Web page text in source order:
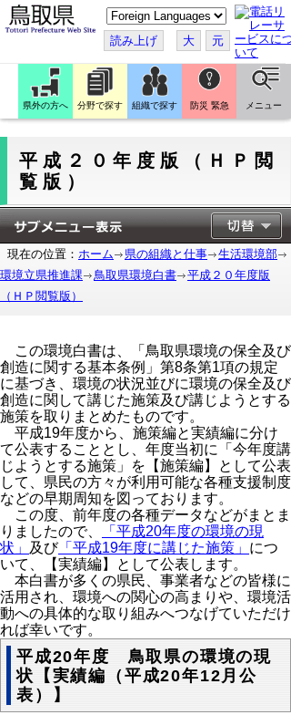
こ
の
ペ
ー
ジ
翻
訳
す
読み上げ 大 元
県外の方へ 分野で探す 組織で探す 防災 緊急 メニュー
平成２０年度版（ＨＰ閲
覧版）
現在の位置： ホーム 県の組織と仕事
生活環境部
環境立県推進課
鳥取県環境白書
平成２０年度版
（ＨＰ閲覧版）
この環境白書は、「鳥取県環境の保全及び
創造に関する基本条例」第8条第1項の規定
に基づき、環境の状況並びに環境の保全及び
創造に関して講じた施策及び講じようとする
施策を取りまとめたものです。
平成19年度から、施策編と実績編に分け
て公表することとし、年度当初に「今年度講
じようとする施策」を【施策編】として公表
して、県民の方々が利用可能な各種支援制度
などの早期周知を図っております。
この度、前年度の各種データなどがまとま
りましたので、
「平成20年度の環境の現
状」
及び「平成19年度に講じた施策」 につ
いて、【実績編】として公表します。
本白書が多くの県民、事業者などの皆様に
活用され、環境への関心の高まりや、環境活
動への具体的な取り組みへつなげていただけ
れば幸いです。
平成20年度 鳥取県の環境の現
状【実績編（平成20年12月公
表）】